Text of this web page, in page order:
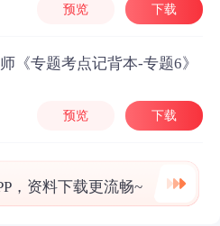
预览 下载
《专题考点记背本-专题6》
预览 下载
，资料下载更流畅~